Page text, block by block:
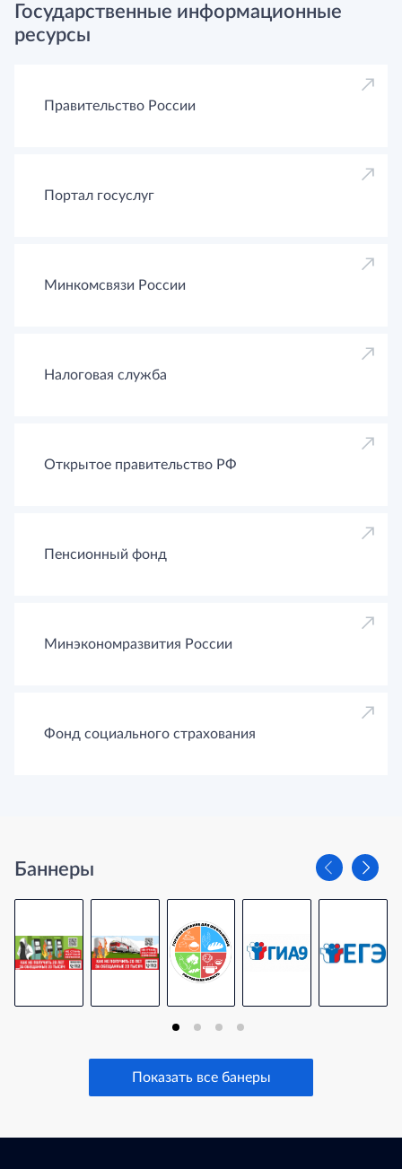
Государственные информационные
ресурсы
Правительство России
Портал госуслуг
Минкомсвязи России
Налоговая служба
Открытое правительство РФ
Пенсионный фонд
Минэкономразвития России
Фонд социального страхования
Баннеры
Показать все банеры